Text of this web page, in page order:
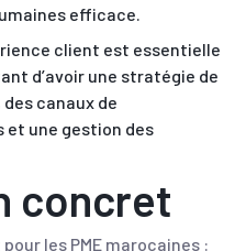
efficace.
client est essentielle
d’avoir une stratégie de
canaux de
une gestion des
concret
les PME marocaines :